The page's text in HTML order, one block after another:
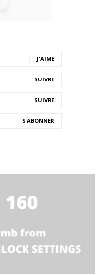
J'AIME
SUIVRE
SUIVRE
S'ABONNER